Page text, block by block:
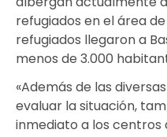
refugiados en el área
refugiados llegaron a
menos de 3.000
«Además de las
evaluar la situación,
inmediato a los centros